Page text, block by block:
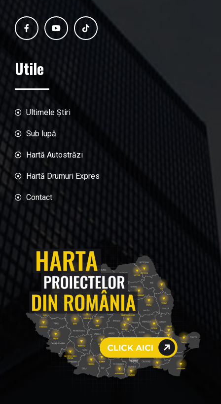
Utile
Ultimele Știri
Sub lupă
Hartă Autostrăzi
Hartă Drumuri Expres
Contact